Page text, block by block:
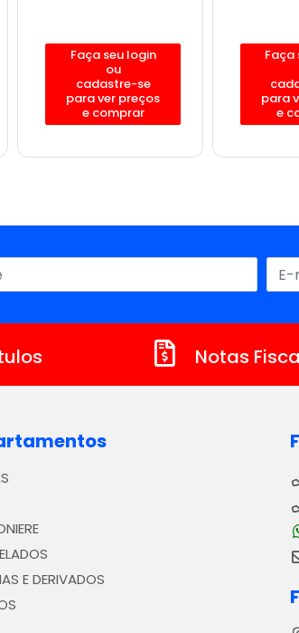
Faça seu login
ou
cadastre-se
para ver preços
e comprar
Faça
para
e
Notas
E DERIVADOS